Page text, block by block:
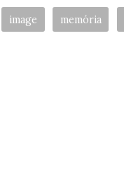
image memória